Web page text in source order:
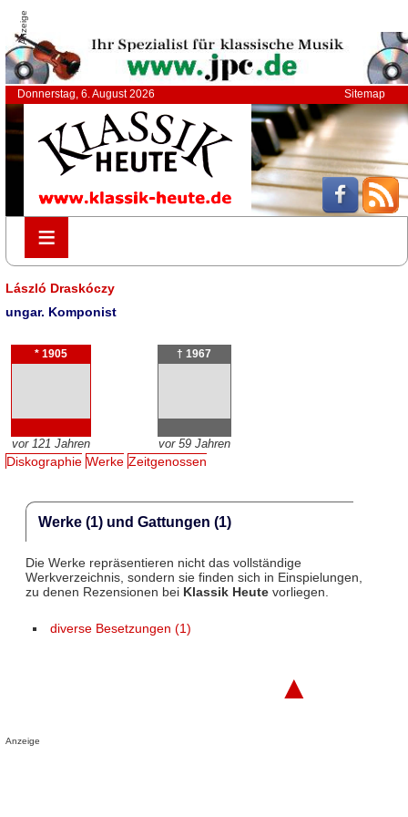
Anzeige
Donnerstag, 6. August 2026 Sitemap
≡
≡
László Draskóczy
ungar. Komponist
* 1905
vor 121 Jahren
† 1967
vor 59 Jahren
Diskographie Werke Zeitgenossen
Werke (1) und Gattungen (1)
Die Werke repräsentieren nicht das vollständige
Werkverzeichnis, sondern sie finden sich in Einspielungen,
zu denen Rezensionen bei Klassik Heutevorliegen.
diverse Besetzungen (1)
▲
Anzeige